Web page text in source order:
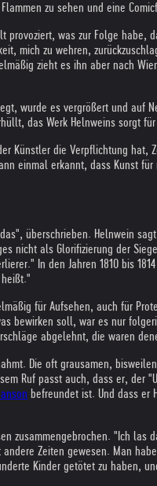
zu sehen und eine
was zur Folge
mich zu wehren,
zieht es ihn aber nach
wurde es vergrößert und auf
das Werk Helnweins sorgt
Künstler die Verpflichtung
einmal erkannt, dass Kunst
überschrieben. Helnwein
nicht als Glorifizierung der
In den Jahren 1810 bis
für Aufsehen, auch für
soll, war es nur
abgelehnt, die waren
Die oft grausamen,
Ruf passt auch, dass er, der
befreundet ist. Und dass er
zusammengebrochen. "Ich las
Zeiten gewesen. Man
Kinder getötet zu haben,